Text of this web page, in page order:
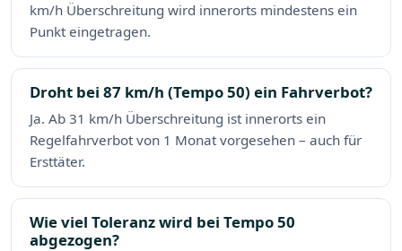
km/h Überschreitung wird innerorts mindestens ein
Punkt eingetragen.
Droht bei 87 km/h (Tempo 50) ein Fahrverbot?
Ja. Ab 31 km/h Überschreitung ist innerorts ein
Regelfahrverbot von 1 Monat vorgesehen – auch für
Ersttäter.
Wie viel Toleranz wird bei Tempo 50
abgezogen?